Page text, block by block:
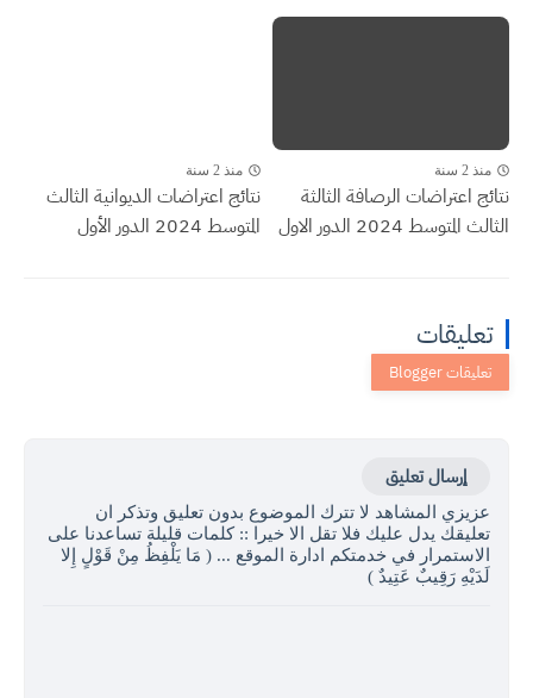
منذ 2 سنة
نتائج اعتراضات الرصافة الثالثة
الثالث المتوسط 2024 الدور الاول
منذ 2 سنة
نتائج اعتراضات الديوانية الثالث
المتوسط 2024 الدور الأول
تعليقات
إرسال تعليق
عزيزي المشاهد لا تترك الموضوع بدون تعليق وتذكر ان
تعليقك يدل عليك فلا تقل الا خيرا :: كلمات قليلة تساعدنا على
الاستمرار في خدمتكم ادارة الموقع ... ( مَا يَلْفِظُ مِنْ قَوْلٍ إِلا
لَدَيْهِ رَقِيبٌ عَتِيدٌ )